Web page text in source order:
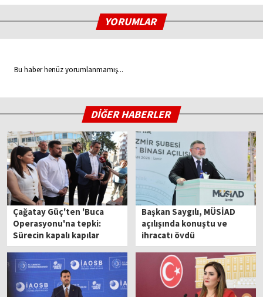
YORUMLAR
Bu haber henüz yorumlanmamış...
DİĞER HABERLER
Çağatay Güç'ten 'Buca
Operasyonu'na tepki:
Sürecin kapalı kapılar
ardında yürütülmesi
rahatsız ediyor!
Başkan Saygılı, MÜSİAD
açılışında konuştu ve
ihracatı övdü